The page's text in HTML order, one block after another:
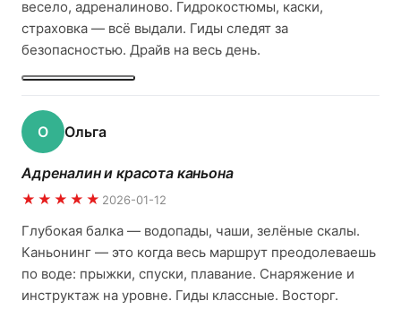
весело, адреналиново. Гидрокостюмы, каски,
страховка — всё выдали. Гиды следят за
безопасностью. Драйв на весь день.
О Ольга
Адреналин и красота каньона
★★★★★ 2026-01-12
Глубокая балка — водопады, чаши, зелёные скалы.
Каньонинг — это когда весь маршрут преодолеваешь
по воде: прыжки, спуски, плавание. Снаряжение и
инструктаж на уровне. Гиды классные. Восторг.